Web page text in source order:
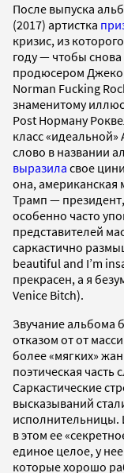
После выпуска
(2017) артистка
кризис, из
году — чтобы
продюсером
Norman Fucking
знаменитому
Post Норману
класс
слово в названии
выразила свое
она, американская
Трамп —
особенно часто
представителей
саркастично
beautiful and I’m
прекрасен, а я
Venice Bitch).
Звучание альбома
отказом от от
более «мягких»
поэтическая
Саркастические
высказываний
исполнительницы.
в этом ее
единое целое, у
которые хорошо